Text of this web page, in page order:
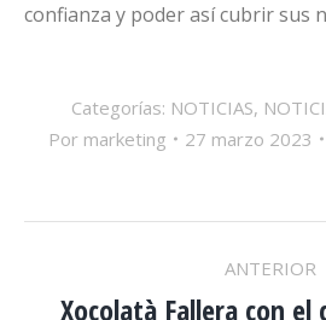
confianza y poder así cubrir sus
Categorías: NOTICIAS,
Por marketing 27 marzo 2023
NAVEGACIÓN
ANTERIOR
Xocolatà Fallera con el